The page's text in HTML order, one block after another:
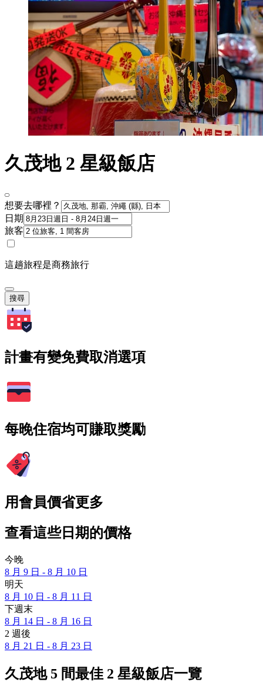
久茂地 2 星級飯店
想要去哪裡？
日期
旅客
這趟旅程是商務旅行
搜尋
計畫有變免費取消選項
每晚住宿均可賺取獎勵
用會員價省更多
查看這些日期的價格
今晚
8 月 9 日 - 8 月 10 日
明天
8 月 10 日 - 8 月 11 日
下週末
8 月 14 日 - 8 月 16 日
2 週後
8 月 21 日 - 8 月 23 日
久茂地 5 間最佳 2 星級飯店一覽